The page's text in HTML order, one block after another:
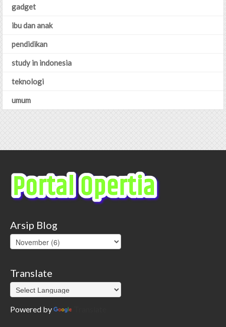
gadget
ibu dan anak
pendidikan
study in indonesia
teknologi
umum
Arsip Blog
Translate
Powered by